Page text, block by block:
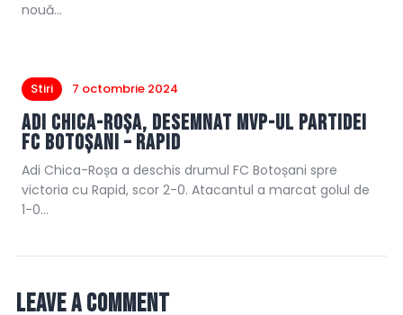
nouă…
Stiri 7 octombrie 2024
Adi Chica-Roșa, desemnat MVP-ul partidei
FC Botoșani – Rapid
Adi Chica-Roșa a deschis drumul FC Botoșani spre
victoria cu Rapid, scor 2-0. Atacantul a marcat golul de
1-0…
Leave a comment